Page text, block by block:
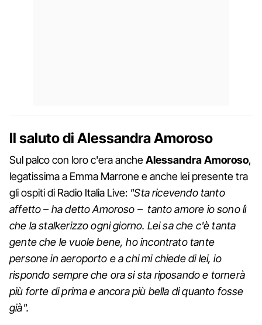
Il saluto di Alessandra Amoroso
Sul palco con loro c'era ancheAlessandra Amoroso,
legatissima a Emma Marrone e anche lei presente tra
gli ospiti di Radio Italia Live: "Sta ricevendo tanto
affetto – ha detto Amoroso – tanto amore io sono lì
che la stalkerizzo ogni giorno. Lei sa che c'è tanta
gente che le vuole bene, ho incontrato tante
persone in aeroporto e a chi mi chiede di lei, io
rispondo sempre che ora si sta riposando e tornerà
più forte di prima e ancora più bella di quanto fosse
già".